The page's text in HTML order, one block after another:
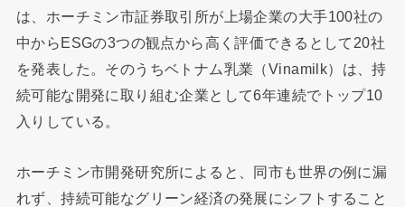
は、ホーチミン市証券取引所が上場企業の大手100社の
中からESGの3つの観点から高く評価できるとして20社
を発表した。そのうちベトナム乳業（Vinamilk）は、持
続可能な開発に取り組む企業として6年連続でトップ10
入りしている。
ホーチミン市開発研究所によると、同市も世界の例に漏
れず、持続可能なグリーン経済の発展にシフトすること